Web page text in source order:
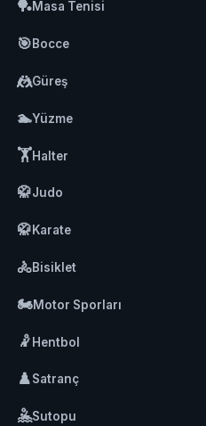
🏓Masa Tenisi
🎯Bocce
🤼Güreş
🏊Yüzme
🏋️Halter
🥋Judo
🥋Karate
🚴Bisiklet
🏍️Motor Sporları
🤾 Hentbol
♟️Satranç
🤽Sutopu